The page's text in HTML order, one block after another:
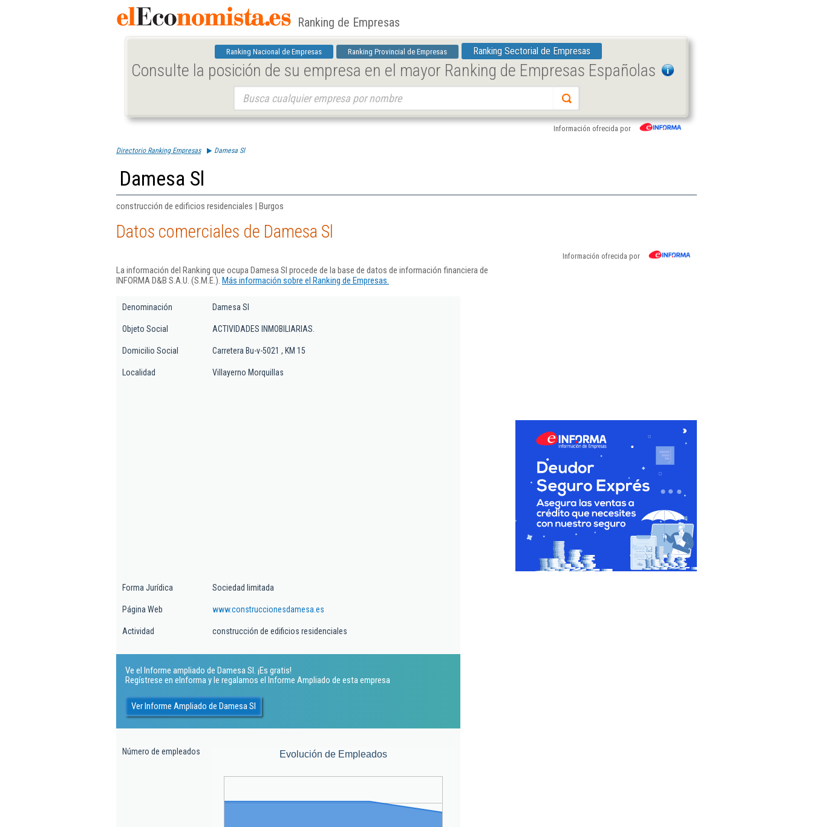
Ranking de Empresas
Ranking Nacional de Empresas Ranking Provincial de Empresas Ranking Sectorial de Empresas
Consulte la posición de su empresa en el mayor Ranking de Empresas Españolas
Información ofrecida por
Directorio Ranking Empresas Damesa Sl
Damesa Sl
construcción de edificios residenciales | Burgos
Datos comerciales de Damesa Sl
Información ofrecida por
La información del Ranking que ocupa Damesa Sl procede de la base de datos de información financiera de
INFORMA D&B S.A.U. (S.M.E.). Más información sobre el Ranking de Empresas.
Denominación Damesa Sl
Objeto Social ACTIVIDADES INMOBILIARIAS.
Domicilio Social Carretera Bu-v-5021 , KM 15
Localidad Villayerno Morquillas
Forma Jurídica Sociedad limitada
Página Web www.construccionesdamesa.es
Actividad construcción de edificios residenciales
Ve el Informe ampliado de Damesa Sl. ¡Es gratis!
Regístrese en eInforma y le regalamos el Informe Ampliado de esta empresa
Ver Informe Ampliado de Damesa Sl
Número de empleados Evolución de Empleados